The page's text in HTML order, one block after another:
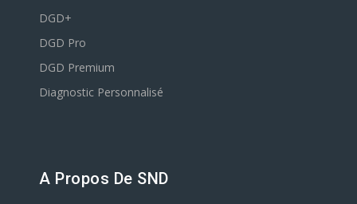
DGD+
DGD Pro
DGD Premium
Diagnostic Personnalisé
A Propos De SND